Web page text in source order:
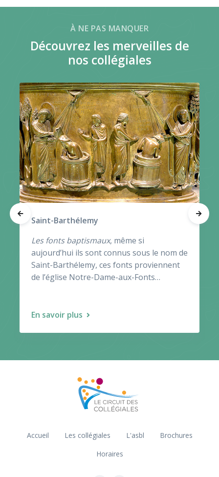
À NE PAS MANQUER
Découvrez les merveilles de
nos collégiales
Saint-Barthélemy
Les fonts baptismaux, même si
aujourd’hui ils sont connus sous le nom de
Saint-Barthélemy, ces fonts proviennent
de l’église Notre-Dame-aux-Fonts…
En savoir plus
Accueil Les collégiales L'asbl
Brochures
Horaires